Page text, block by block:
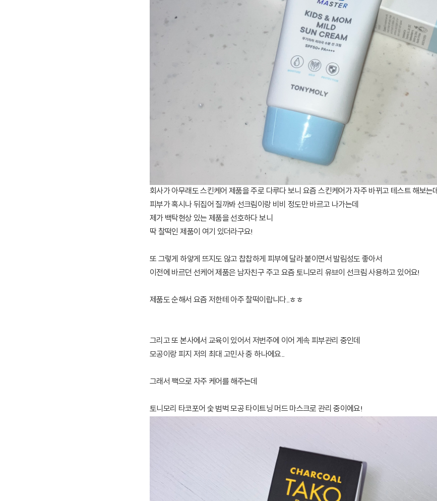
회사가 아무래도 스킨케어 제품을 주로 다루다 보니 요즘 스킨케어가 자주 바뀌고 테스트 해보는데
피부가 혹시나 뒤집어 질까봐 선크림이랑 비비 정도만 바르고 나가는데
제가 백탁현상 있는 제품을 선호하다 보니
딱 찰떡인 제품이 여기 있더라구요!
또 그렇게 하얗게 뜨지도 않고 찹찹하게 피부에 달라 붙이면서 발림성도 좋아서
이전에 바르던 선케어 제품은 남자친구 주고 요즘 토니모리 유브이 선크림 사용하고 있어요!
제품도 순해서 요즘 저한테 아주 찰떡이랍니다..ㅎㅎ
그리고 또 본사에서 교육이 있어서 저번주에 이어 계속 피부관리 중인데
모공이랑 피지 저의 최대 고민사 중 하나에요..
그래서 팩으로 자주 케어를 해주는데
토니모리 타코포어 숯 범벅 모공 타이트닝 머드 마스크로 관리 중이에요!